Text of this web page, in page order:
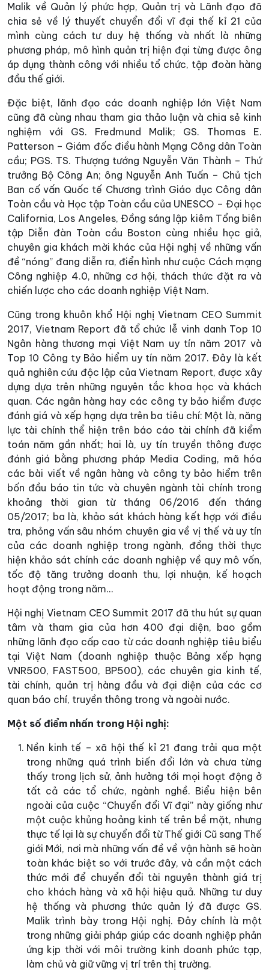
Malik về Quản lý phức hợp, Quản trị và Lãnh đạo đã
chia sẻ về lý thuyết chuyển đổi vĩ đại thế kỉ 21 của
mình cùng cách tư duy hệ thống và nhất là những
phương pháp, mô hình quản trị hiện đại từng được ông
áp dụng thành công với nhiều tổ chức, tập đoàn hàng
đầu thế giới.
Đặc biệt, lãnh đạo các doanh nghiệp lớn Việt Nam
cũng đã cùng nhau tham gia thảo luận và chia sẻ kinh
nghiệm với GS. Fredmund Malik; GS. Thomas E.
Patterson – Giám đốc điều hành Mạng Công dân Toàn
cầu; PGS. TS. Thượng tướng Nguyễn Văn Thành – Thứ
trưởng Bộ Công An; ông Nguyễn Anh Tuấn – Chủ tịch
Ban cố vấn Quốc tế Chương trình Giáo dục Công dân
Toàn cầu và Học tập Toàn cầu của UNESCO – Đại học
California, Los Angeles, Đồng sáng lập kiêm Tổng biên
tập Diễn đàn Toàn cầu Boston cùng nhiều học giả,
chuyên gia khách mời khác của Hội nghị về những vấn
đề “nóng” đang diễn ra, điển hình như cuộc Cách mạng
Công nghiệp 4.0, những cơ hội, thách thức đặt ra và
chiến lược cho các doanh nghiệp Việt Nam.
Cũng trong khuôn khổ Hội nghị Vietnam CEO Summit
2017, Vietnam Report đã tổ chức lễ vinh danh Top 10
Ngân hàng thương mại Việt Nam uy tín năm 2017 và
Top 10 Công ty Bảo hiểm uy tín năm 2017. Đây là kết
quả nghiên cứu độc lập của Vietnam Report, được xây
dựng dựa trên những nguyên tắc khoa học và khách
quan. Các ngân hàng hay các công ty bảo hiểm được
đánh giá và xếp hạng dựa trên ba tiêu chí: Một là, năng
lực tài chính thể hiện trên báo cáo tài chính đã kiểm
toán năm gần nhất; hai là, uy tín truyền thông được
đánh giá bằng phương pháp Media Coding, mã hóa
các bài viết về ngân hàng và công ty bảo hiểm trên
bốn đầu báo tin tức và chuyên ngành tài chính trong
khoảng thời gian từ tháng 06/2016 đến tháng
05/2017; ba là, khảo sát khách hàng kết hợp với điều
tra, phỏng vấn sâu nhóm chuyên gia về vị thế và uy tín
của các doanh nghiệp trong ngành, đồng thời thực
hiện khảo sát chính các doanh nghiệp về quy mô vốn,
tốc độ tăng trưởng doanh thu, lợi nhuận, kế hoạch
hoạt động trong năm…
Hội nghị Vietnam CEO Summit 2017 đã thu hút sự quan
tâm và tham gia của hơn 400 đại diện, bao gồm
những lãnh đạo cấp cao từ các doanh nghiệp tiêu biểu
tại Việt Nam (doanh nghiệp thuộc Bảng xếp hạng
VNR500, FAST500, BP500), các chuyên gia kinh tế,
tài chính, quản trị hàng đầu và đại diện của các cơ
quan báo chí, truyền thông trong và ngoài nước.
Một số điểm nhấn trong Hội nghị:
Nền kinh tế – xã hội thế kỉ 21 đang trải qua một
trong những quá trình biến đổi lớn và chưa từng
thấy trong lịch sử, ảnh hưởng tới mọi hoạt động ở
tất cả các tổ chức, ngành nghề. Biểu hiện bên
ngoài của cuộc “Chuyển đổi Vĩ đại” này giống như
một cuộc khủng hoảng kinh tế trên bề mặt, nhưng
thực tế lại là sự chuyển đổi từ Thế giới Cũ sang Thế
giới Mới, nơi mà những vấn đề về vận hành sẽ hoàn
toàn khác biệt so với trước đây, và cần một cách
thức mới để chuyển đổi tài nguyên thành giá trị
cho khách hàng và xã hội hiệu quả. Những tư duy
hệ thống và phương thức quản lý đã được GS.
Malik trình bày trong Hội nghị. Đây chính là một
trong những giải pháp giúp các doanh nghiệp phản
ứng kịp thời với môi trường kinh doanh phức tạp,
làm chủ và giữ vững vị trí trên thị trường.